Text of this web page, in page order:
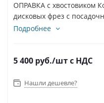
ОПРАВКА с хвостовиком
дисковых фрез с
DGMS4-40
Подробнее
5 400 руб./штс НДС
Нашли дешевле?